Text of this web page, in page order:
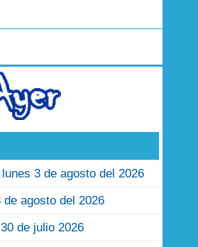
3 de agosto del 2026
agosto del 2026
de julio 2026